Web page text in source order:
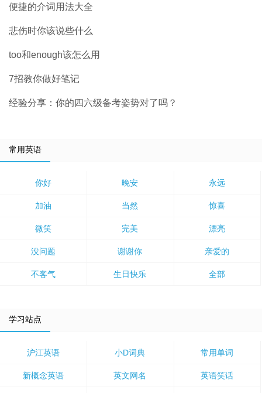
便捷的介词用法大全
悲伤时你该说些什么
too和enough该怎么用
7招教你做好笔记
经验分享：你的四六级备考姿势对了吗？
常用英语
你好 晚安 永远
加油 当然 惊喜
微笑 完美 漂亮
没问题 谢谢你 亲爱的
不客气 生日快乐 全部
学习站点
沪江英语 小D词典 常用单词
新概念英语 英文网名 英语笑话